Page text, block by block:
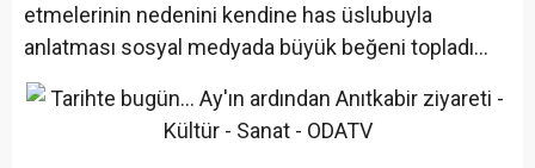
etmelerinin nedenini kendine has üslubuyla
anlatması sosyal medyada büyük beğeni topladı…